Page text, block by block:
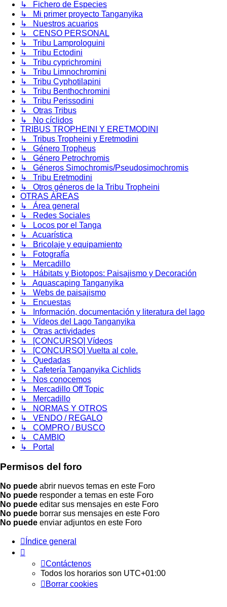
↳ Fichero de Especies
↳ Mi primer proyecto Tanganyika
↳ Nuestros acuarios
↳ CENSO PERSONAL
↳ Tribu Lamprologuini
↳ Tribu Ectodini
↳ Tribu cyprichromini
↳ Tribu Limnochromini
↳ Tribu Cyphotilapini
↳ Tribu Benthochromini
↳ Tribu Perissodini
↳ Otras Tribus
↳ No cíclidos
TRIBUS TROPHEINI Y ERETMODINI
↳ Tribus Tropheini y Eretmodini
↳ Género Tropheus
↳ Género Petrochromis
↳ Géneros Simochromis/Pseudosimochromis
↳ Tribu Eretmodini
↳ Otros géneros de la Tribu Tropheini
OTRAS ÁREAS
↳ Área general
↳ Redes Sociales
↳ Locos por el Tanga
↳ Acuarística
↳ Bricolaje y equipamiento
↳ Fotografía
↳ Mercadillo
↳ Hábitats y Biotopos: Paisajismo y Decoración
↳ Aquascaping Tanganyika
↳ Webs de paisajismo
↳ Encuestas
↳ Información, documentación y literatura del lago
↳ Vídeos del Lago Tanganyika
↳ Otras actividades
↳ [CONCURSO] Vídeos
↳ [CONCURSO] Vuelta al cole.
↳ Quedadas
↳ Cafetería Tanganyika Cichlids
↳ Nos conocemos
↳ Mercadillo Off Topic
↳ Mercadillo
↳ NORMAS Y OTROS
↳ VENDO / REGALO
↳ COMPRO / BUSCO
↳ CAMBIO
↳ Portal
Permisos del foro
No puede abrir nuevos temas en este Foro
No puede responder a temas en este Foro
No puede editar sus mensajes en este Foro
No puede borrar sus mensajes en este Foro
No puede enviar adjuntos en este Foro
Índice general
Contáctenos
Todos los horarios son UTC+01:00
Borrar cookies